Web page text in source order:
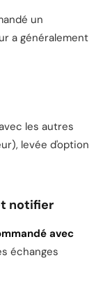
un
a généralement
les autres
levée d'option
notifier
avec
échanges